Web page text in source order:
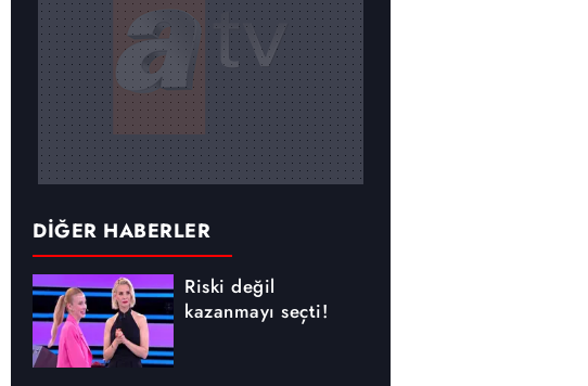
DİĞER HABERLER
Riski değil
kazanmayı seçti!